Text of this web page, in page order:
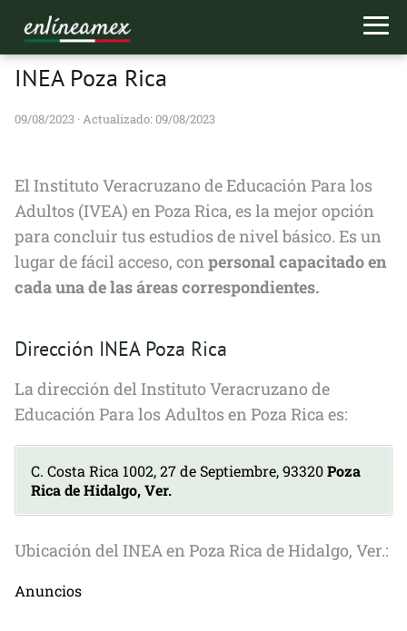
INEA Poza Rica
09/08/2023 · Actualizado: 09/08/2023
El Instituto Veracruzano de Educación Para los
Adultos (IVEA) en Poza Rica, es la mejor opción
para concluir tus estudios de nivel básico. Es un
lugar de fácil acceso, conpersonal capacitado en
cada una de las áreas correspondientes.
Dirección INEA Poza Rica
La dirección del Instituto Veracruzano de
Educación Para los Adultos en Poza Rica es:
C. Costa Rica 1002, 27 de Septiembre, 93320Poza
Rica de Hidalgo, Ver.
Ubicación del INEA en Poza Rica de Hidalgo, Ver.:
Anuncios